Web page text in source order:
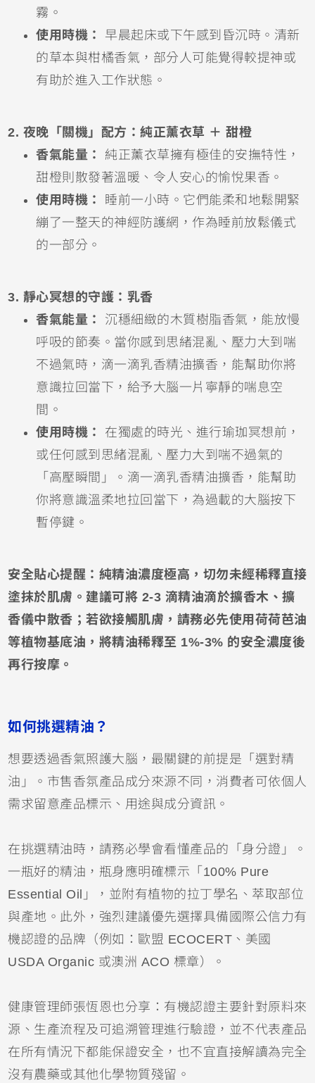
霧。
使用時機：
早晨起床或下午感到昏沉時。清新
的草本與柑橘香氣，部分人可能覺得較提神或
有助於進入工作狀態。
2. 夜晚「關機」配方：純正薰衣草 ＋ 甜橙
香氣能量：
純正薰衣草擁有極佳的安撫特性，
甜橙則散發著溫暖、令人安心的愉悅果香。
使用時機： 睡前一小時。它們能柔和地鬆開緊
繃了一整天的神經防護網，作為睡前放鬆儀式
的一部分。
3. 靜心冥想的守護：乳香
香氣能量：
沉穩細緻的木質樹脂香氣，能放慢
呼吸的節奏。當你感到思緒混亂、壓力大到喘
不過氣時，滴一滴乳香精油擴香，能幫助你將
意識拉回當下，給予大腦一片寧靜的喘息空
間。
使用時機： 在獨處的時光、進行瑜珈冥想前，
或任何感到思緒混亂、壓力大到喘不過氣的
「高壓瞬間」。滴一滴乳香精油擴香，能幫助
你將意識溫柔地拉回當下，為過載的大腦按下
暫停鍵。
安全貼心提醒：純精油濃度極高，切勿未經稀釋直接
塗抹於肌膚。建議可將 2-3 滴精油滴於擴香木、擴
香儀中散香；若欲接觸肌膚，請務必先使用荷荷芭油
等植物基底油，將精油稀釋至 1%-3% 的安全濃度後
再行按摩。
如何挑選精油？
想要透過香氣照護大腦，最關鍵的前提是「選對精
油」。市售香氛產品成分來源不同，消費者可依個人
需求留意產品標示、用途與成分資訊。
在挑選精油時，請務必學會看懂產品的「身分證」。
一瓶好的精油，瓶身應明確標示「100% Pure
Essential Oil」，並附有植物的拉丁學名、萃取部位
與產地。此外，強烈建議優先選擇具備國際公信力有
機認證的品牌（例如：歐盟 ECOCERT、美國
USDA Organic 或澳洲 ACO 標章）。
健康管理師張恆恩也分享：有機認證主要針對原料來
源、生產流程及可追溯管理進行驗證，並不代表產品
在所有情況下都能保證安全，也不宜直接解讀為完全
沒有農藥或其他化學物質殘留。